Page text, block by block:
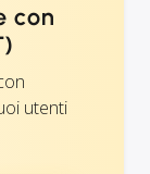
con
utenti